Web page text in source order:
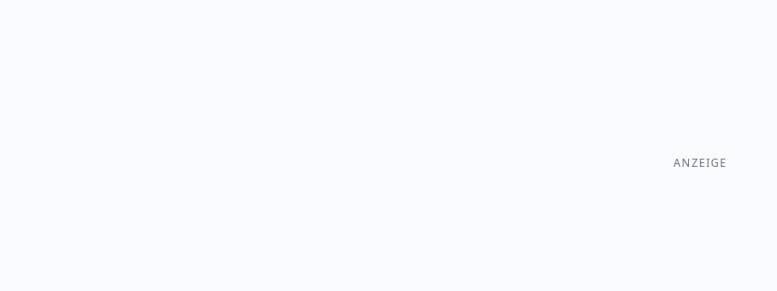
ANZEIGE